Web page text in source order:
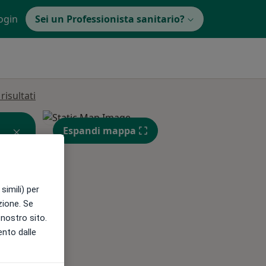
Sei un Professionista sanitario?
Mar,
11 Ago
Espandi mappa
per
Se
sito.
dalle